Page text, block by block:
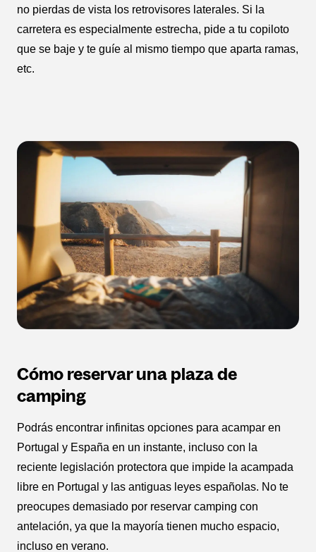
no pierdas de vista los retrovisores laterales. Si la
carretera es especialmente estrecha, pide a tu copiloto
que se baje y te guíe al mismo tiempo que aparta ramas,
etc.
Cómo reservar una plaza de
camping
Podrás encontrar infinitas opciones para acampar en
Portugal y España en un instante, incluso con la
reciente legislación protectora que impide la acampada
libre en Portugal y las antiguas leyes españolas. No te
preocupes demasiado por reservar camping con
antelación, ya que la mayoría tienen mucho espacio,
incluso en verano.